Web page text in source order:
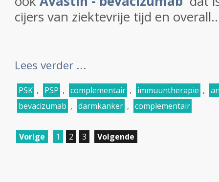
cijers van ziektevrije tijd en
Lees verder ...
PSK , PSP , complementair , immuuntherapie ,
bevacizumab , darmkanker , complementair
Vorige 1 2 3 Volgende